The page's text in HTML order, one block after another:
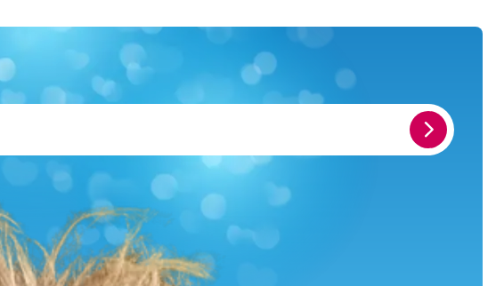
E-
Mail-